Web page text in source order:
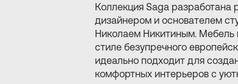
Коллекция Saga разработана
дизайнером и основателем
Николаем Никитиным. Мебель
стиле безупречного
идеально подходит для
комфортных интерьеров с